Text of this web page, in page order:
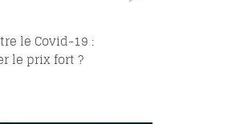
le Covid-19 :
le prix fort ?